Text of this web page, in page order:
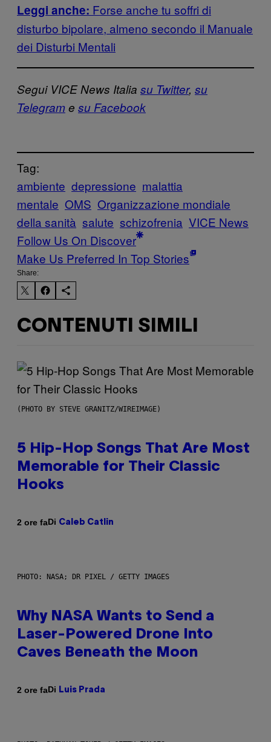
Leggi anche: Forse anche tu soffri di
disturbo bipolare, almeno secondo il Manuale
dei Disturbi Mentali
Segui VICE News Italia su Twitter, su
Telegrame su Facebook
Tag:
ambiente depressione malattia
mentale OMS Organizzazione mondiale
della sanità salute schizofrenia VICE News
Follow Us On Discover
Make Us Preferred In Top Stories
Share:
CONTENUTI SIMILI
(PHOTO BY STEVE GRANITZ/WIREIMAGE)
5 Hip-Hop Songs That Are Most
Memorable for Their Classic
Hooks
2 ore faDi Caleb Catlin
PHOTO: NASA; DR PIXEL / GETTY IMAGES
Why NASA Wants to Send a
Laser-Powered Drone Into
Caves Beneath the Moon
2 ore faDi Luis Prada